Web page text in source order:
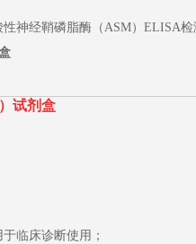
性神经鞘磷脂酶（ASM）ELISA检
试剂盒
临床诊断使用；